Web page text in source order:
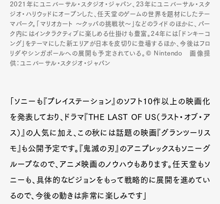
2021年にユニバーサル・スタジオ・ジャパン、23年にユニバーサル・スタ
ジオ・ハリウッドにオープンした、任天堂のゲームの世界を題材にしたテー
マパーク。「マリオカート 〜クッパの挑戦状〜」などのライドのほかに、パー
ク内にはインタラクティブに楽しめる仕掛けも豊富。24年には「ドンキーコ
ング」をテーマにした新エリアが日本を皮切りに登場するほか、今後はフロ
リダやシンガポールへの展開も予定されている。© Nintendo 画像提
供：ユニバーサル・スタジオ・ジャパン
「ソニーも『プレイステーション』のソフト10作以上の映画化
を発表しており、ドラマ『THE LAST OF US（ラスト・オブ・ア
ス）』の人気に加え、この秋には話題の映画『グランツーリス
モ』も公開予定です。『鬼滅の刃』のアニプレックスもソニーグ
ループなので、アニメ映画のノウハウもあります。任天堂もソ
ニーも、具体的なビジョンをもって戦略的に展開を進めてい
るので、今後の動きは非常に楽しみです」